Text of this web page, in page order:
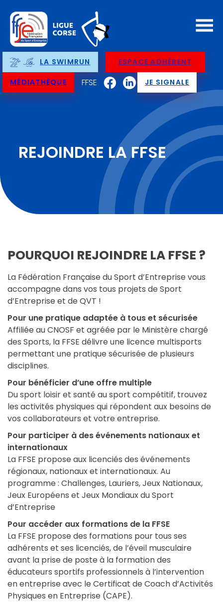
LA SWIMRUN ESPACE ADHÉRENT
MÉDIATHÈQUE FFSE JE SIGNALE
REJOINDRE LA FFSE
POURQUOI REJOINDRE LA FFSE ?
La Fédération Française du Sport d’Entreprise vous
accompagne dans vos tous projets de Sport
d’Entreprise et de QVT !
Pour une pratique adaptée à tous et sécurisée
Affiliée au CNOSF et agréée par le Ministère chargé
des Sports, la FFSE délivre une licence multisports
permettant une pratique sécurisée de plusieurs
disciplines.
Pour bénéficier d’une offre multiple
Du sport loisir et santé au sport compétitif, trouvez
les activités physiques qui répondent aux besoins de
vos collaborateurs et votre entreprise.
Pour participer à des événements nationaux et
internationaux
La FFSE propose aux licenciés des événements
régionaux, nationaux et internationaux. Au
programme : Challenges, Lauriers, Jeux Nationaux,
Jeux Européens et Jeux Mondiaux du Sport
d’Entreprise
Pour accéder aux formations de la FFSE
La FFSE propose des formations pour tous ses
adhérents et ses licenciés, de l’éveil musculaire
avant la prise de poste à la formation des
éducateurs sportifs professionnels à l’intervention
en entreprise avec le Certificat de Coach d’Activités
Physiques en Entreprise (CAPE).